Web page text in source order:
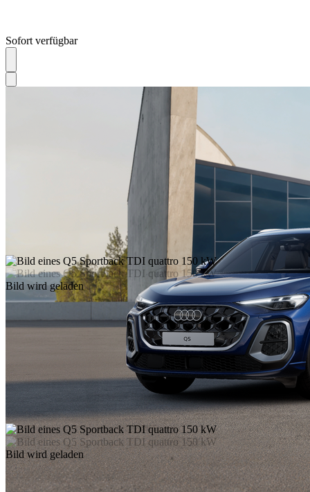
Sofort verfügbar
Bild wird geladen
Bild wird geladen